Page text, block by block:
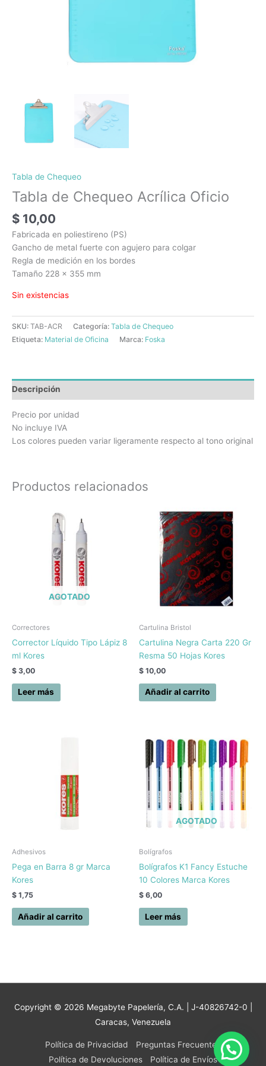
Tabla de Chequeo
Tabla de Chequeo Acrílica Oficio
$ 10,00
Fabricada en poliestireno (PS)
Gancho de metal fuerte con agujero para colgar
Regla de medición en los bordes
Tamaño 228 x 355 mm
Sin existencias
SKU: TAB-ACR Categoría: Tabla de Chequeo
Etiqueta: Material de Oficina Marca: Foska
Descripción
Precio por unidad
No incluye IVA
Los colores pueden variar ligeramente respecto al tono original
Productos relacionados
AGOTADO
Correctores
Corrector Líquido Tipo Lápiz 8
ml Kores
$ 3,00
Leer más
Cartulina Bristol
Cartulina Negra Carta 220 Gr
Resma 50 Hojas Kores
$ 10,00
Añadir al carrito
Adhesivos
Pega en Barra 8 gr Marca
Kores
$ 1,75
Añadir al carrito
AGOTADO
Bolígrafos
Bolígrafos K1 Fancy Estuche
10 Colores Marca Kores
$ 6,00
Leer más
Copyright © 2026 Megabyte Papelería, C.A. | J-40826742-0 |
Caracas, Venezuela
Política de Privacidad
Preguntas Frecuentes
Política de Devoluciones
Política de Envíos